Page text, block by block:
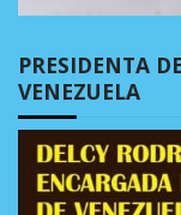
PRESIDENTA
VENEZUELA